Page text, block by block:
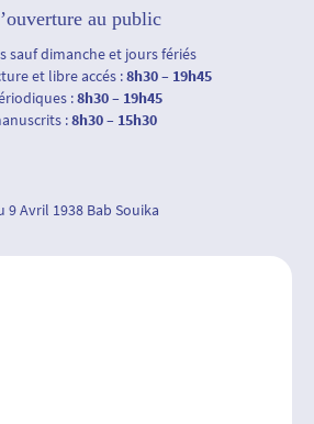
au public
sauf dimanche et jours fériés
et libre accés :8h30 – 19h45
:8h30 – 19h45
:8h30 – 15h30
9 Avril 1938 Bab Souika